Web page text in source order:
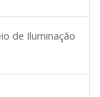
de Iluminação